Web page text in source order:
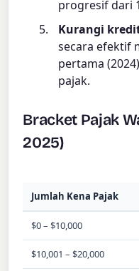
progresif dari
Kurangi
secara efektif
pertama
pajak.
Bracket Pajak
2025)
Jumlah Kena Pajak
$0 – $10,000
$10,001 – $20,000